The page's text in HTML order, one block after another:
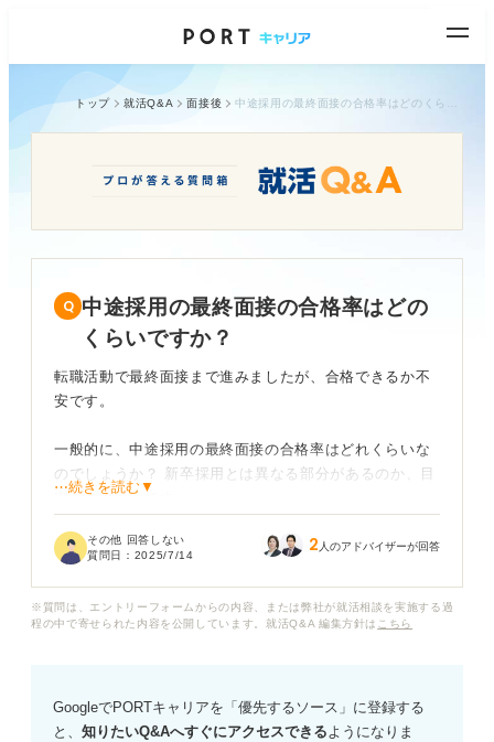
トップ 就活Q&A 面接後
中途採用の最終面接の合格率はどの
くらいですか？
転職活動で最終面接まで進みましたが、合格できるか不
安です。
一般的に、中途採用の最終面接の合格率はどれくらいな
のでしょうか？ 新卒採用とは異なる部分があるのか、目
安を知りたいです。
肌感で構いませんのでだいたいを教えていただけると嬉
⋯続きを読む▼
その他 回答しない
質問日： 2025/7/14 2 人のアドバイザーが回答
※質問は、エントリーフォームからの内容、または弊社が就活相談を実施する過
程の中で寄せられた内容を公開しています。就活Q&A 編集方針は こちら
GoogleでPORTキャリアを「優先するソース」に登録する
と、 知りたいQ&Aへすぐにアクセスできるようになりま